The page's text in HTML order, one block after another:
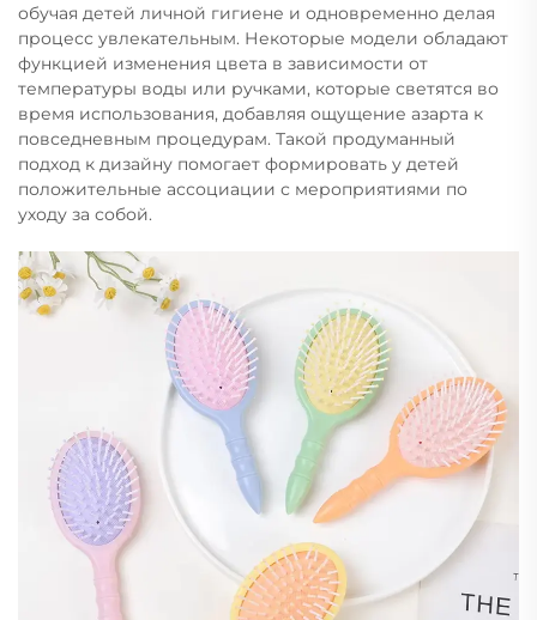
обучая детей личной гигиене и одновременно делая
процесс увлекательным. Некоторые модели обладают
функцией изменения цвета в зависимости от
температуры воды или ручками, которые светятся во
время использования, добавляя ощущение азарта к
повседневным процедурам. Такой продуманный
подход к дизайну помогает формировать у детей
положительные ассоциации с мероприятиями по
уходу за собой.